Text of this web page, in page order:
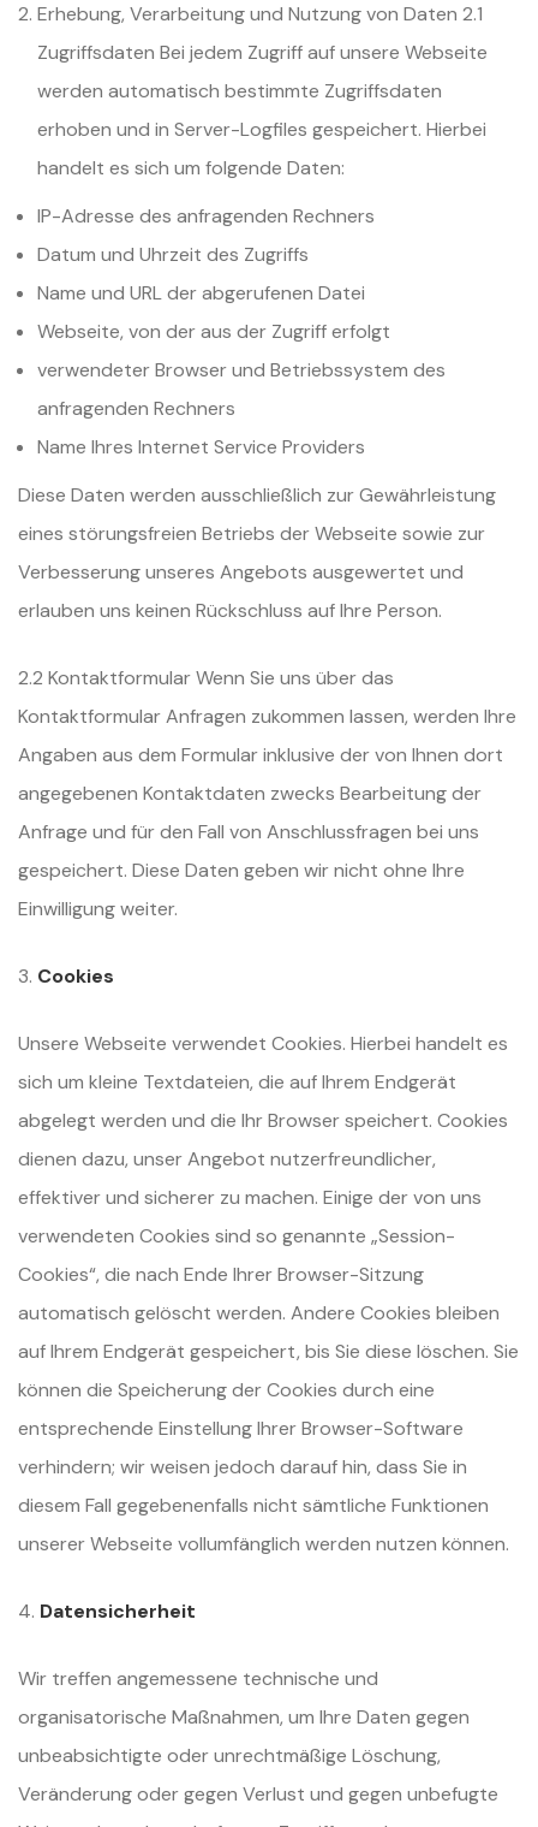
Erhebung, Verarbeitung und Nutzung von Daten 2.1
Zugriffsdaten Bei jedem Zugriff auf unsere Webseite
werden automatisch bestimmte Zugriffsdaten
erhoben und in Server-Logfiles gespeichert. Hierbei
handelt es sich um folgende Daten:
IP-Adresse des anfragenden Rechners
Datum und Uhrzeit des Zugriffs
Name und URL der abgerufenen Datei
Webseite, von der aus der Zugriff erfolgt
verwendeter Browser und Betriebssystem des
anfragenden Rechners
Name Ihres Internet Service Providers
Diese Daten werden ausschließlich zur Gewährleistung
eines störungsfreien Betriebs der Webseite sowie zur
Verbesserung unseres Angebots ausgewertet und
erlauben uns keinen Rückschluss auf Ihre Person.
2.2 Kontaktformular Wenn Sie uns über das
Kontaktformular Anfragen zukommen lassen, werden Ihre
Angaben aus dem Formular inklusive der von Ihnen dort
angegebenen Kontaktdaten zwecks Bearbeitung der
Anfrage und für den Fall von Anschlussfragen bei uns
gespeichert. Diese Daten geben wir nicht ohne Ihre
Einwilligung weiter.
3. Cookies
Unsere Webseite verwendet Cookies. Hierbei handelt es
sich um kleine Textdateien, die auf Ihrem Endgerät
abgelegt werden und die Ihr Browser speichert. Cookies
dienen dazu, unser Angebot nutzerfreundlicher,
effektiver und sicherer zu machen. Einige der von uns
verwendeten Cookies sind so genannte „Session-
Cookies“, die nach Ende Ihrer Browser-Sitzung
automatisch gelöscht werden. Andere Cookies bleiben
auf Ihrem Endgerät gespeichert, bis Sie diese löschen. Sie
können die Speicherung der Cookies durch eine
entsprechende Einstellung Ihrer Browser-Software
verhindern; wir weisen jedoch darauf hin, dass Sie in
diesem Fall gegebenenfalls nicht sämtliche Funktionen
unserer Webseite vollumfänglich werden nutzen können.
4. Datensicherheit
Wir treffen angemessene technische und
organisatorische Maßnahmen, um Ihre Daten gegen
unbeabsichtigte oder unrechtmäßige Löschung,
Veränderung oder gegen Verlust und gegen unbefugte